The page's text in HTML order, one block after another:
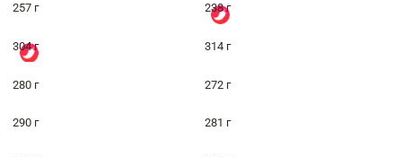
257 г 238 г
304 г 314 г
280 г 272 г
290 г 281 г